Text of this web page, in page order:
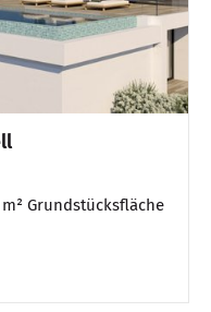
m² Grundstücksfläche